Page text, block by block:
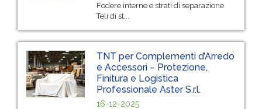
Fodere interne e strati di separazione
Teli di st...
TNT per Complementi d’Arredo
e Accessori – Protezione,
Finitura e Logistica
Professionale Aster S.r.l.
16-12-2025